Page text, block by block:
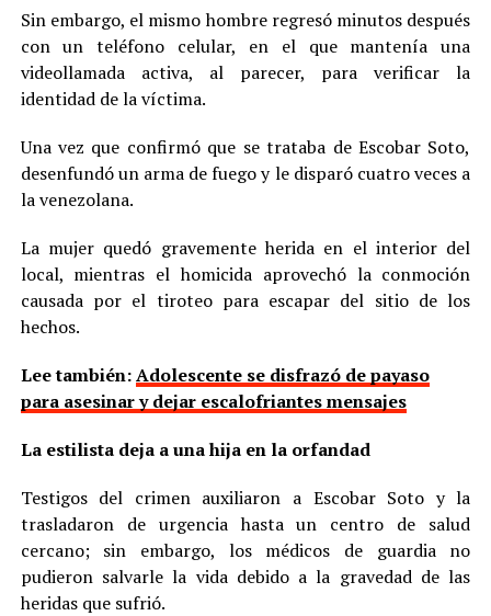
Sin embargo, el mismo hombre regresó minutos después
con un teléfono celular, en el que mantenía una
videollamada activa, al parecer, para verificar la
identidad de la víctima.
Una vez que confirmó que se trataba de Escobar Soto,
desenfundó un arma de fuego y le disparó cuatro veces a
la venezolana.
La mujer quedó gravemente herida en el interior del
local, mientras el homicida aprovechó la conmoción
causada por el tiroteo para escapar del sitio de los
hechos.
Lee también:Adolescente se disfrazó de payaso
para asesinar y dejar escalofriantes mensajes
La estilista deja a una hija en la orfandad
Testigos del crimen auxiliaron a Escobar Soto y la
trasladaron de urgencia hasta un centro de salud
cercano; sin embargo, los médicos de guardia no
pudieron salvarle la vida debido a la gravedad de las
heridas que sufrió.